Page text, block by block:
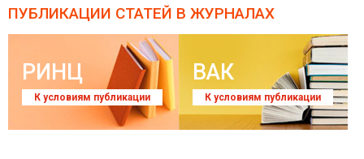
ПУБЛИКАЦИИ СТАТЕЙ В ЖУРНАЛАХ
РИНЦ
К условиям публикации
ВАК
К условиям публикации